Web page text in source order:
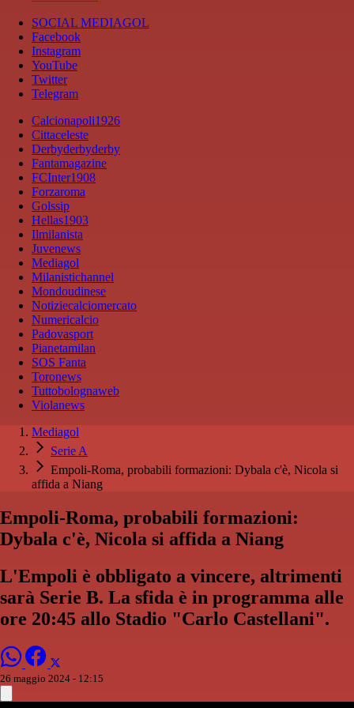
SOCIAL MEDIAGOL
Facebook
Instagram
YouTube
Twitter
Telegram
Calcionapoli1926
Cittaceleste
Derbyderbyderby
Fantamagazine
FCInter1908
Forzaroma
Golssip
Hellas1903
Ilmilanista
Juvenews
Mediagol
Milanistichannel
Mondoudinese
Notiziecalciomercato
Numericalcio
Padovasport
Pianetamilan
SOS Fanta
Toronews
Tuttobolognaweb
Violanews
Mediagol
Serie A
Empoli-Roma, probabili formazioni: Dybala c'è, Nicola si
affida a Niang
Empoli-Roma, probabili formazioni:
Dybala c'è, Nicola si affida a Niang
L'Empoli è obbligato a vincere, altrimenti
sarà Serie B. La sfida è in programma alle
ore 20:45 allo Stadio "Carlo Castellani".
26 maggio 2024 - 12:15